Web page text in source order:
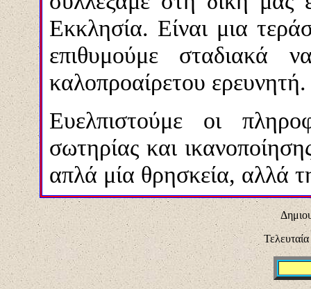
Εκκλησία. Είναι μια
επιθυμούμε σταδιακά
καλοπροαίρετου ερευνητή.
Ευελπιστούμε οι
σωτηρίας και
απλά μία θρησκεία,